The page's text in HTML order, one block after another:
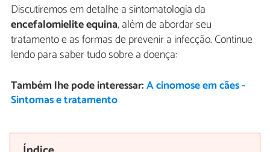
Discutiremos em detalhe a sintomatologia da
encefalomielite equina, além de abordar seu
tratamento e as formas de prevenir a infecção. Continue
lendo para saber tudo sobre a doença:
Também lhe pode interessar:A cinomose em cães -
Sintomas e tratamento